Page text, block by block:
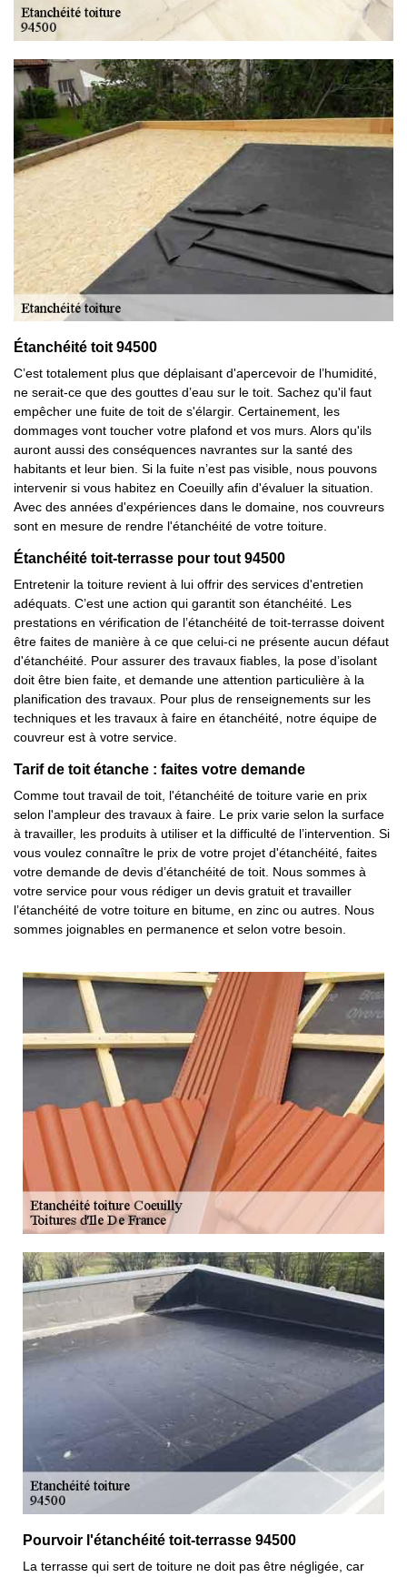
Étanchéité toit 94500
C’est totalement plus que déplaisant d'apercevoir de l’humidité,
ne serait-ce que des gouttes d’eau sur le toit. Sachez qu'il faut
empêcher une fuite de toit de s'élargir. Certainement, les
dommages vont toucher votre plafond et vos murs. Alors qu'ils
auront aussi des conséquences navrantes sur la santé des
habitants et leur bien. Si la fuite n’est pas visible, nous pouvons
intervenir si vous habitez en Coeuilly afin d'évaluer la situation.
Avec des années d'expériences dans le domaine, nos couvreurs
sont en mesure de rendre l'étanchéité de votre toiture.
Étanchéité toit-terrasse pour tout 94500
Entretenir la toiture revient à lui offrir des services d'entretien
adéquats. C’est une action qui garantit son étanchéité. Les
prestations en vérification de l’étanchéité de toit-terrasse doivent
être faites de manière à ce que celui-ci ne présente aucun défaut
d'étanchéité. Pour assurer des travaux fiables, la pose d’isolant
doit être bien faite, et demande une attention particulière à la
planification des travaux. Pour plus de renseignements sur les
techniques et les travaux à faire en étanchéité, notre équipe de
couvreur est à votre service.
Tarif de toit étanche : faites votre demande
Comme tout travail de toit, l'étanchéité de toiture varie en prix
selon l'ampleur des travaux à faire. Le prix varie selon la surface
à travailler, les produits à utiliser et la difficulté de l’intervention. Si
vous voulez connaître le prix de votre projet d'étanchéité, faites
votre demande de devis d’étanchéité de toit. Nous sommes à
votre service pour vous rédiger un devis gratuit et travailler
l’étanchéité de votre toiture en bitume, en zinc ou autres. Nous
sommes joignables en permanence et selon votre besoin.
Pourvoir l'étanchéité toit-terrasse 94500
La terrasse qui sert de toiture ne doit pas être négligée, car